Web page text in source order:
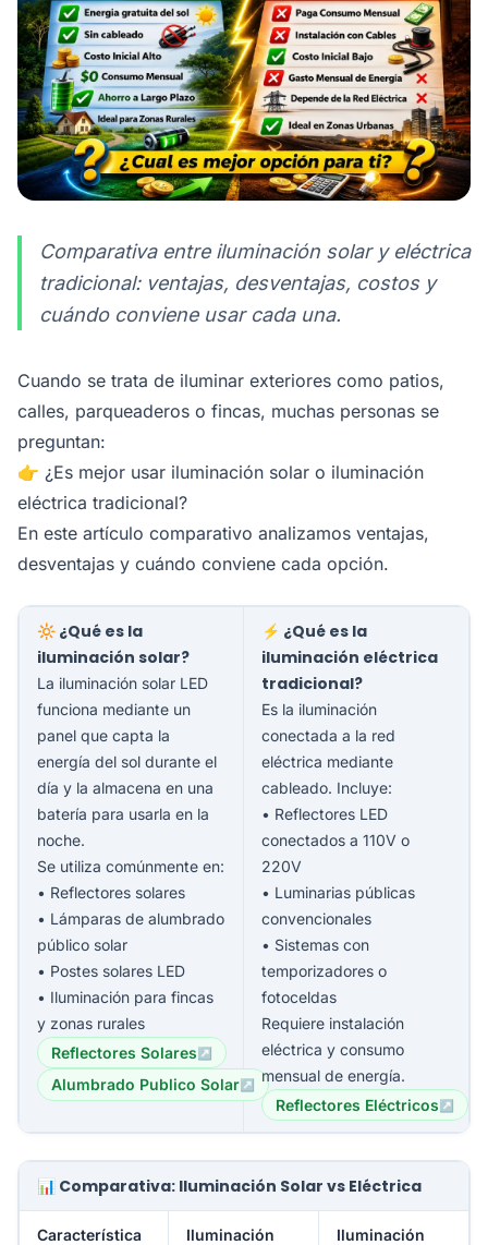
Comparativa entre iluminación solar y eléctrica
tradicional: ventajas, desventajas, costos y
cuándo conviene usar cada una.
Cuando se trata de iluminar exteriores como patios,
calles, parqueaderos o fincas, muchas personas se
preguntan:
👉 ¿Es mejor usar iluminación solar o iluminación
eléctrica tradicional?
En este artículo comparativo analizamos ventajas,
desventajas y cuándo conviene cada opción.
🔆 ¿Qué es la
iluminación solar?
La iluminación solar LED
funciona mediante un
panel que capta la
energía del sol durante el
día y la almacena en una
batería para usarla en la
noche.
Se utiliza comúnmente en:
• Reflectores solares
• Lámparas de alumbrado
público solar
• Postes solares LED
• Iluminación para fincas
y zonas rurales
Reflectores Solares
Alumbrado Publico Solar
⚡ ¿Qué es la
iluminación eléctrica
tradicional?
Es la iluminación
conectada a la red
eléctrica mediante
cableado. Incluye:
• Reflectores LED
conectados a 110V o
220V
• Luminarias públicas
convencionales
• Sistemas con
temporizadores o
fotoceldas
Requiere instalación
eléctrica y consumo
mensual de energía.
Reflectores Eléctricos
📊 Comparativa: Iluminación Solar vs Eléctrica
Característica
Iluminación
Iluminación